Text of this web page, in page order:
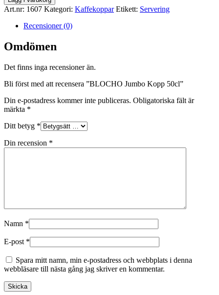
Kopp
50cl
mängd
Art.nr: 1607 Kategori: Kaffekoppar Etikett: Servering
Recensioner (0)
Omdömen
Det finns inga recensioner än.
Bli först med att recensera ”BLOCHO Jumbo Kopp 50cl”
Din e-postadress kommer inte publiceras. Obligatoriska fält är
märkta *
Ditt betyg *
Din recension *
Namn *
E-post *
Spara mitt namn, min e-postadress och webbplats i denna
webbläsare till nästa gång jag skriver en kommentar.